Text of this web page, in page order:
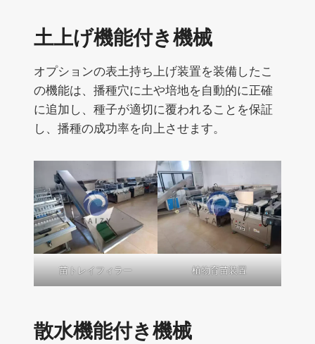
土上げ機能付き機械
オプションの表土持ち上げ装置を装備したこ
の機能は、播種穴に土や培地を自動的に正確
に追加し、種子が適切に覆われることを保証
し、播種の成功率を向上させます。
苗トレイフィラー 植物育苗装置
散水機能付き機械